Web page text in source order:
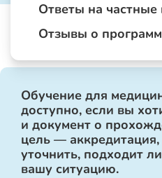
Ответы на
Отзывы о
Обучение для
доступно, если вы
и документ о
цель —
уточнить, подходит
вашу ситуацию.